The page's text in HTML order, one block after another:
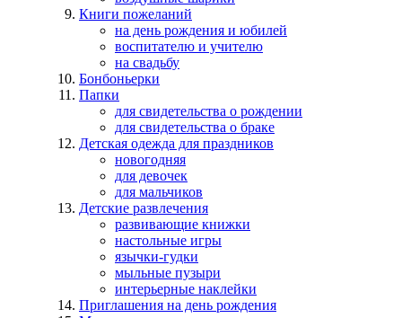
Книги пожеланий
на день рождения и юбилей
воспитателю и учителю
на свадьбу
Бонбоньерки
Папки
для свидетельства о рождении
для свидетельства о браке
Детская одежда для праздников
новогодняя
для девочек
для мальчиков
Детские развлечения
развивающие книжки
настольные игры
язычки-гудки
мыльные пузыри
интерьерные наклейки
Приглашения на день рождения